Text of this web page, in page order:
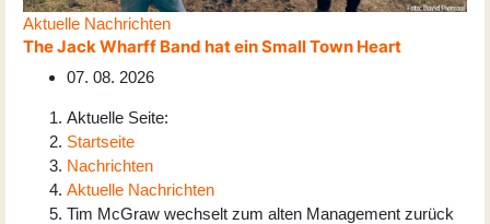
Aktuelle Nachrichten
The Jack Wharff Band hat ein Small Town Heart
07. 08. 2026
Aktuelle Seite:
Startseite
Nachrichten
Aktuelle Nachrichten
Tim McGraw wechselt zum alten Management zurück